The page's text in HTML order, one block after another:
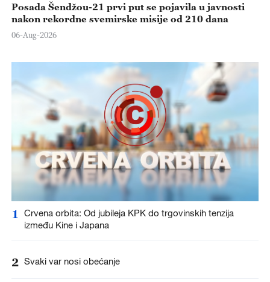
Posada Šendžou-21 prvi put se pojavila u javnosti
nakon rekordne svemirske misije od 210 dana
06-Aug-2026
1
Crvena orbita: Od jubileja KPK do trgovinskih tenzija
između Kine i Japana
2 Svaki var nosi obećanje